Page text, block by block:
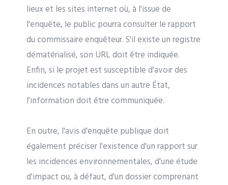
lieux et les sites internet où, à l'issue de
l'enquête, le public pourra consulter le rapport
du commissaire enquêteur. S'il existe un registre
dématérialisé, son URL doit être indiquée.
Enfin, si le projet est susceptible d'avoir des
incidences notables dans un autre État,
l'information doit être communiquée.
En outre, l'avis d'enquête publique doit
également préciser l'existence d'un rapport sur
les incidences environnementales, d'une étude
d'impact ou, à défaut, d'un dossier comprenant